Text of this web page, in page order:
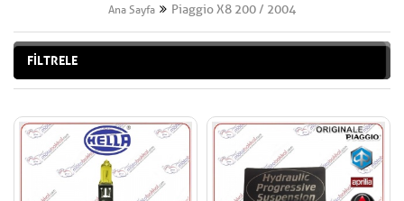
Ana Sayfa Piaggio X8 200 / 2004
FİLTRELE